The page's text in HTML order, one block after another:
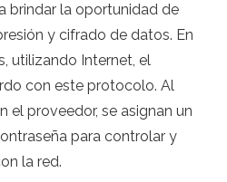
brindar la oportunidad de
y cifrado de datos. En
utilizando Internet, el
con este protocolo. Al
el proveedor, se asignan un
para controlar y
la red.